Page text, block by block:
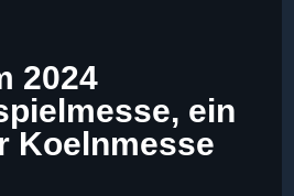
2024
ein
Koelnmesse